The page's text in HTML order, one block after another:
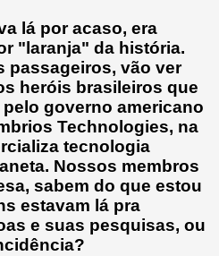
lá por acaso, era
"laranja" da história.
passageiros, vão ver
heróis brasileiros que
governo americano
Technologies, na
tecnologia
Nossos membros
sabem do que estou
estavam lá pra
e suas pesquisas, ou